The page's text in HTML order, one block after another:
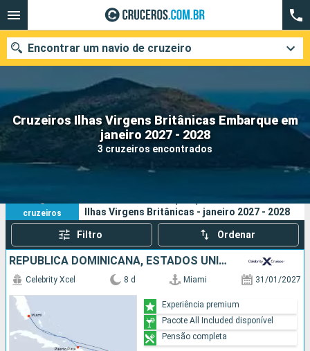
Cruzeiros Ilhas Virgens Britânicas Embarque em
janeiro 2027 - 2028
3 cruzeiros encontrados
Encontrar um navio de cruzeiro
Quando ir?
Data de partida
Pesquisar
3
cruzeiros
Ilhas Virgens Britânicas - janeiro 2027 - 2028
Filtro Ordenar
REPUBLICA DOMINICANA, ESTADOS UNIDOS
Celebrity Xcel 8 d Miami 31/01/2027
Experiência premium
Pacote All Included disponível
Pensão completa